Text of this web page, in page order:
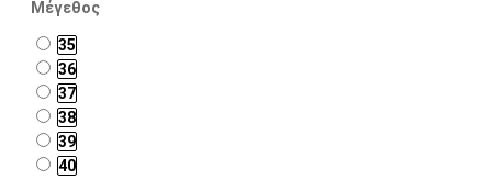
Μέγεθος
35
36
37
38
39
40